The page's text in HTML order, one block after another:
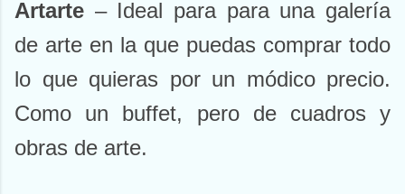
Artarte – Ideal para para una galería
de arte en la que puedas comprar todo
lo que quieras por un módico precio.
Como un buffet, pero de cuadros y
obras de arte.